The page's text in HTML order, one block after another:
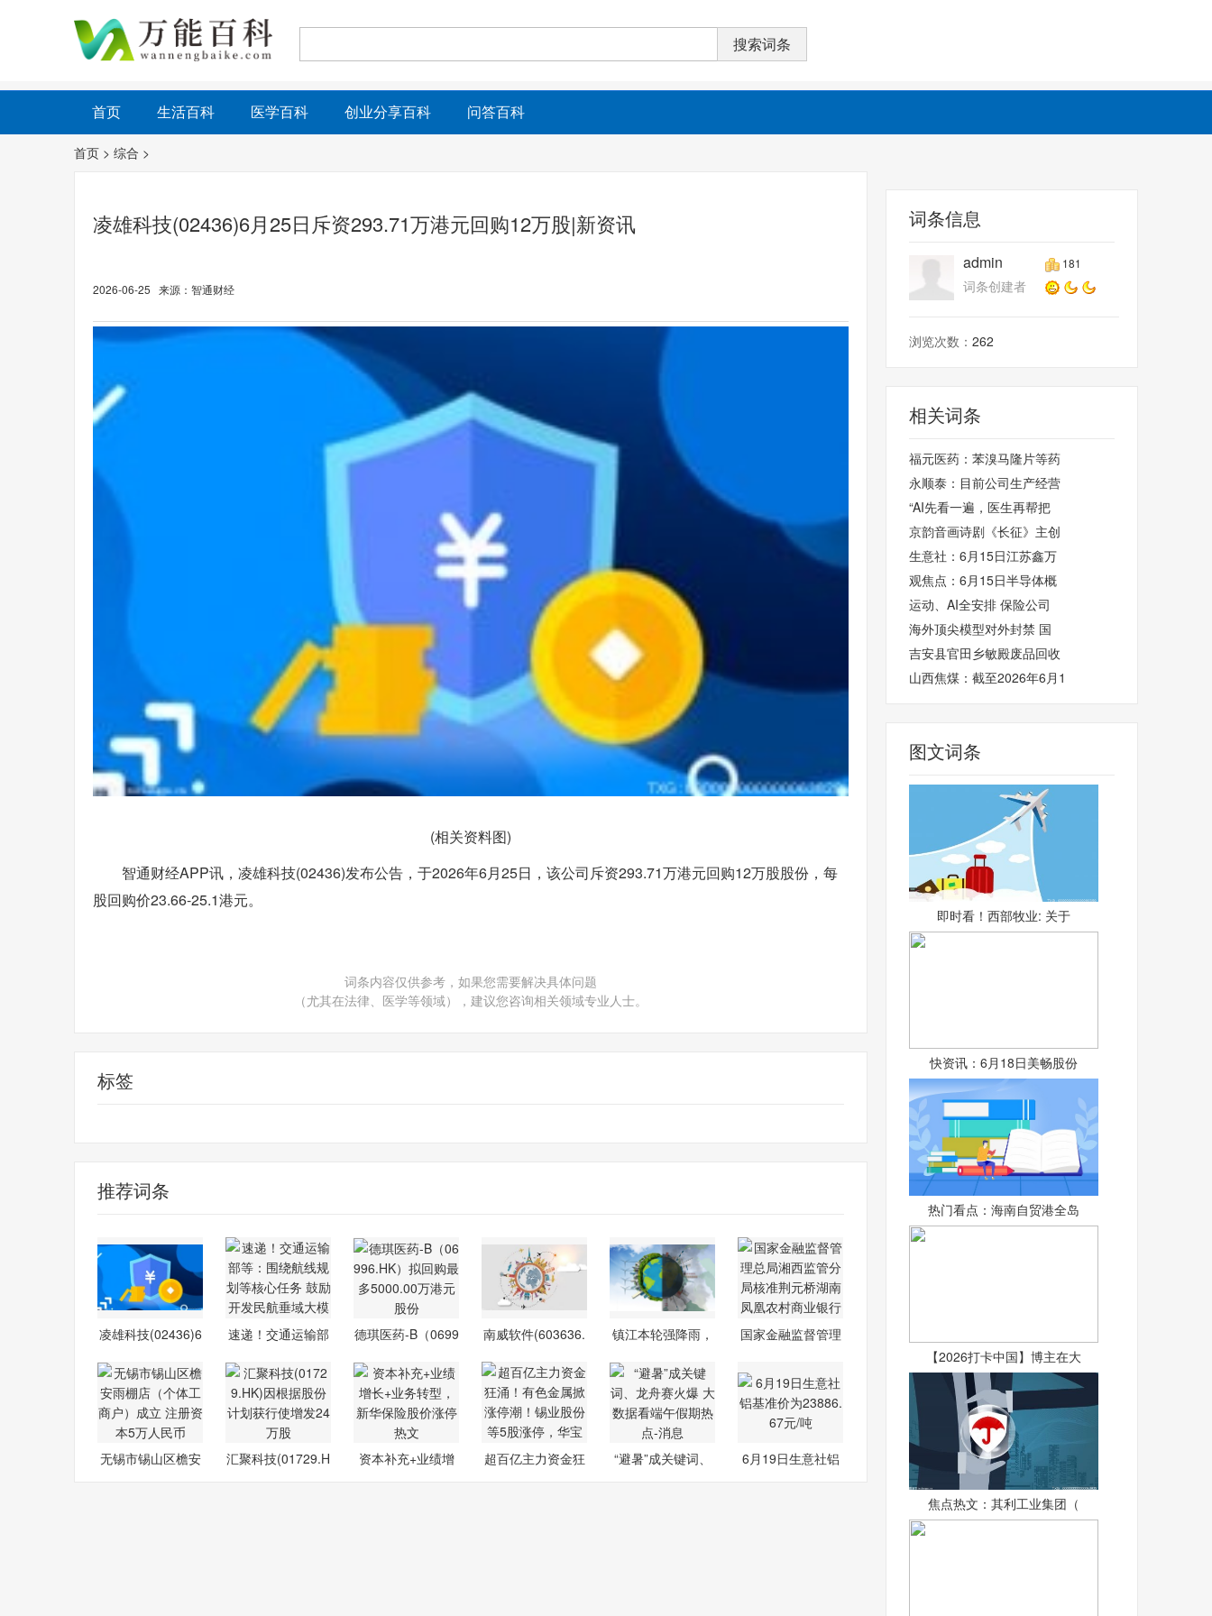
首页 生活百科 医学百科 创业分享百科 问答百科
首页 > 综合 >
凌雄科技(02436)6月25日斥资293.71万港元回购12万股|新资讯
2026-06-25 来源：智通财经
(相关资料图)
智通财经APP讯，凌雄科技(02436)发布公告，于2026年6月25日，该公司斥资293.71万港元回购12万股股份，每
股回购价23.66-25.1港元。
词条内容仅供参考，如果您需要解决具体问题
（尤其在法律、医学等领域），建议您咨询相关领域专业人士。
标签
推荐词条
凌雄科技(02436)6
速递！交通运输部
德琪医药-B（0699
南威软件(603636.
镇江本轮强降雨，
国家金融监督管理
无锡市锡山区檐安
汇聚科技(01729.H
资本补充+业绩增
超百亿主力资金狂
“避暑”成关键词、
6月19日生意社铝
词条信息
admin 181
词条创建者
浏览次数： 262
相关词条
福元医药：苯溴马隆片等药
永顺泰：目前公司生产经营
“AI先看一遍，医生再帮把
京韵音画诗剧《长征》主创
生意社：6月15日江苏鑫万
观焦点：6月15日半导体概
运动、AI全安排 保险公司
海外顶尖模型对外封禁 国
吉安县官田乡敏殿废品回收
山西焦煤：截至2026年6月1
图文词条
即时看！西部牧业: 关于
快资讯：6月18日美畅股份
热门看点：海南自贸港全岛
【2026打卡中国】博主在大
焦点热文：其利工业集团（